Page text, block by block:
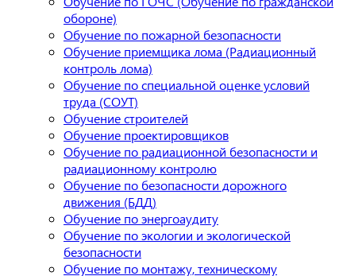
обороне)
Обучение по пожарной безопасности
Обучение приемщика лома (Радиационный
контроль лома)
Обучение по специальной оценке условий
труда (СОУТ)
Обучение строителей
Обучение проектировщиков
Обучение по радиационной безопасности и
радиационному контролю
Обучение по безопасности дорожного
движения (БДД)
Обучение по энергоаудиту
Обучение по экологии и экологической
безопасности
Обучение по монтажу, техническому